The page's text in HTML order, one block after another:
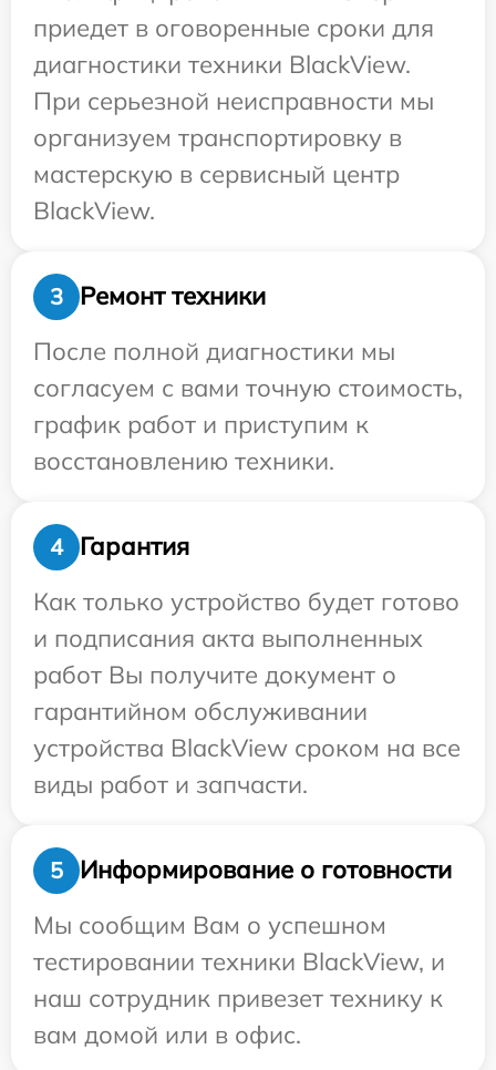
приедет в оговоренные сроки для
диагностики техники BlackView.
При серьезной неисправности мы
организуем транспортировку в
мастерскую в сервисный центр
BlackView.
3
Ремонт техники
После полной диагностики мы
согласуем с вами точную стоимость,
график работ и приступим к
восстановлению техники.
4
Гарантия
Как только устройство будет готово
и подписания акта выполненных
работ Вы получите документ о
гарантийном обслуживании
устройства BlackView сроком на все
виды работ и запчасти.
5
Информирование о готовности
Мы сообщим Вам о успешном
тестировании техники BlackView, и
наш сотрудник привезет технику к
вам домой или в офис.